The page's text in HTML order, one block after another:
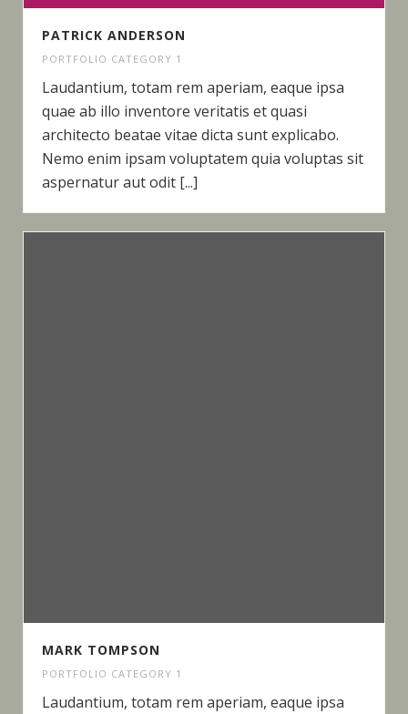
PATRICK ANDERSON
PORTFOLIO CATEGORY 1
Laudantium, totam rem aperiam, eaque ipsa
quae ab illo inventore veritatis et quasi
architecto beatae vitae dicta sunt explicabo.
Nemo enim ipsam voluptatem quia voluptas sit
aspernatur aut odit [...]
MARK TOMPSON
PORTFOLIO CATEGORY 1
Laudantium, totam rem aperiam, eaque ipsa